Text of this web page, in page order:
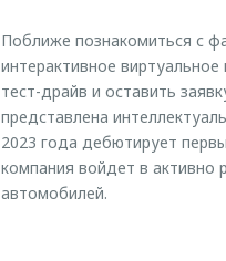
Поближе познакомиться с
интерактивное
тест-драйв и оставить
представлена
2023 года дебютирует
компания войдет в активно
автомобилей.